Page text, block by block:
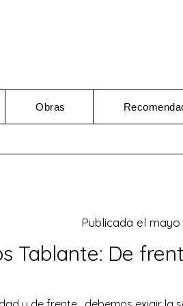
Obras
Tablante: De
Publicada el mayo